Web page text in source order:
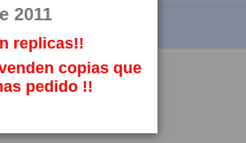
2011
replicas!!
copias que
pedido !!